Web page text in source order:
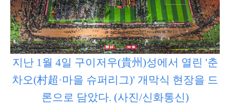
지난 1월 4일 구이저우(貴州)성에서 열린 '춘
차오(村超·마을 슈퍼리그)' 개막식 현장을 드
론으로 담았다. (사진/신화통신)